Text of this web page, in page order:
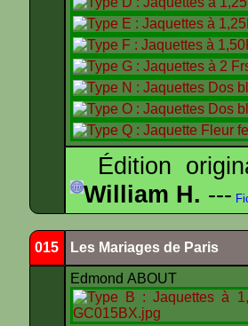
Édition
William H. ---
015 Les Mariages de Paris
Edmond ABOUT